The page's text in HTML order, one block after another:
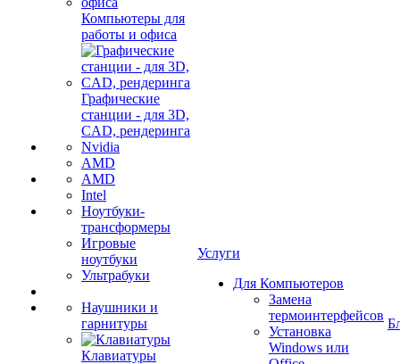
Компьютеры для
работы и офиса
Графические
станции - для 3D,
CAD, рендеринга
Nvidia
AMD
AMD
Intel
Ноутбуки-
трансформеры
Игровые
ноутбуки
Ультрабуки
Наушники и
гарнитуры
Клавиатуры
Услуги
Для Компьютеров
Замена
термоинтерфейсов
Установка
Windows или